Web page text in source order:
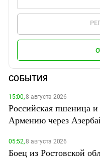
СОБЫТИЯ
15:00,8 августа 2026
Российская пшеница
Армению через
05:52,8 августа 2026
Боец из Ростовской